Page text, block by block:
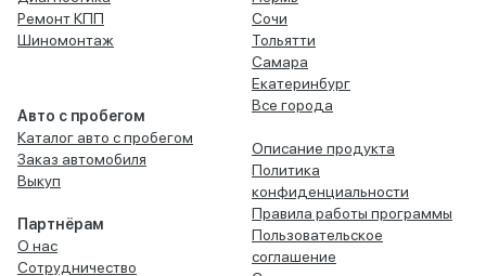
Ремонт КПП
Шиномонтаж
Авто с пробегом
Каталог авто с пробегом
Заказ автомобиля
Выкуп
Партнёрам
О нас
Сотрудничество
Сочи
Тольятти
Самара
Екатеринбург
Все города
Описание продукта
Политика
конфиденциальности
Правила работы программы
Пользовательское
соглашение